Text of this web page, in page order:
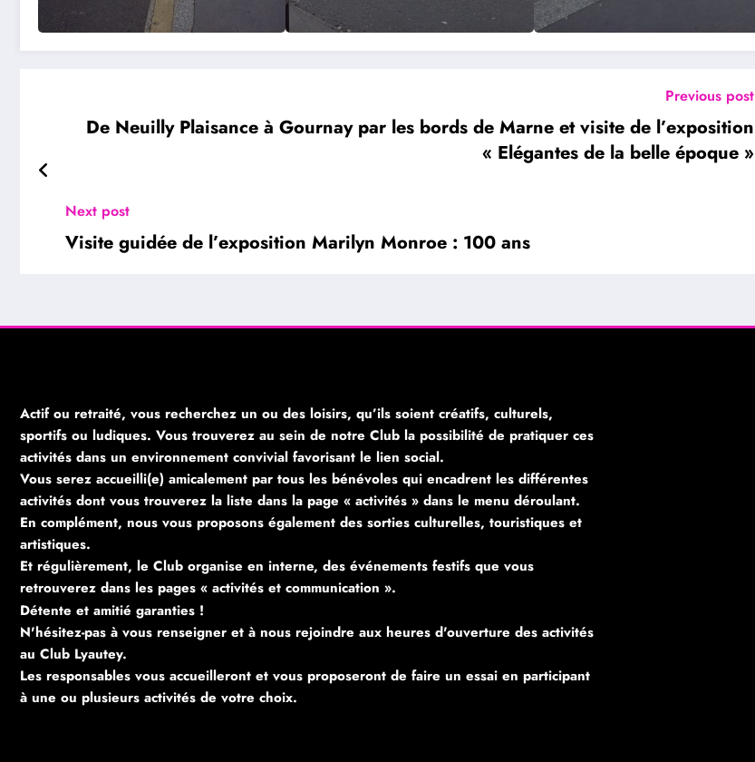
Previous post
De Neuilly Plaisance à Gournay par les bords de Marne et visite de l’exposition
« Elégantes de la belle époque »
Next post
Visite guidée de l’exposition Marilyn Monroe : 100 ans
Actif ou retraité, vous recherchez un ou des loisirs, qu’ils soient créatifs, culturels,
sportifs ou ludiques. Vous trouverez au sein de notre Club la possibilité de pratiquer ces
activités dans un environnement convivial favorisant le lien social.
Vous serez accueilli(e) amicalement par tous les bénévoles qui encadrent les différentes
activités dont vous trouverez la liste dans la page « activités » dans le menu déroulant.
En complément, nous vous proposons également des sorties culturelles, touristiques et
artistiques.
Et régulièrement, le Club organise en interne, des événements festifs que vous
retrouverez dans les pages « activités et communication ».
Détente et amitié garanties !
N'hésitez-pas à vous renseigner et à nous rejoindre aux heures d'ouverture des activités
au Club Lyautey.
Les responsables vous accueilleront et vous proposeront de faire un essai en participant
à une ou plusieurs activités de votre choix.